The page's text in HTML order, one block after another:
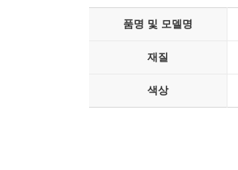
품명 및 모델명
재질
색상